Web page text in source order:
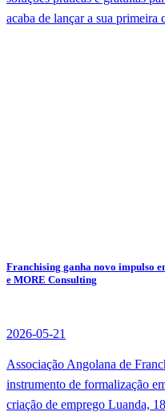
acaba de lançar a sua primeira
Franchising ganha novo impulso
e MORE Consulting
2026-05-21
Associação Angolana de
instrumento de formalização
criação de emprego Luanda,